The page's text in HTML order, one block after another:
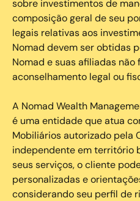
sobre investimentos de
composição geral de seu
legais relativas aos
Nomad devem ser obtidas
Nomad e suas afiliadas
aconselhamento legal ou
A Nomad Wealth
é uma entidade que atua
Mobiliários autorizado pela
independente em território
seus serviços, o cliente
personalizadas e
considerando seu perfil de